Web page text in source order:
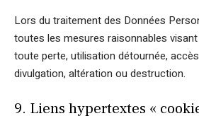
Lors du traitement des Données
toutes les mesures raisonnables
toute perte, utilisation détournée,
divulgation, altération ou destruction.
9. Liens hypertextes «